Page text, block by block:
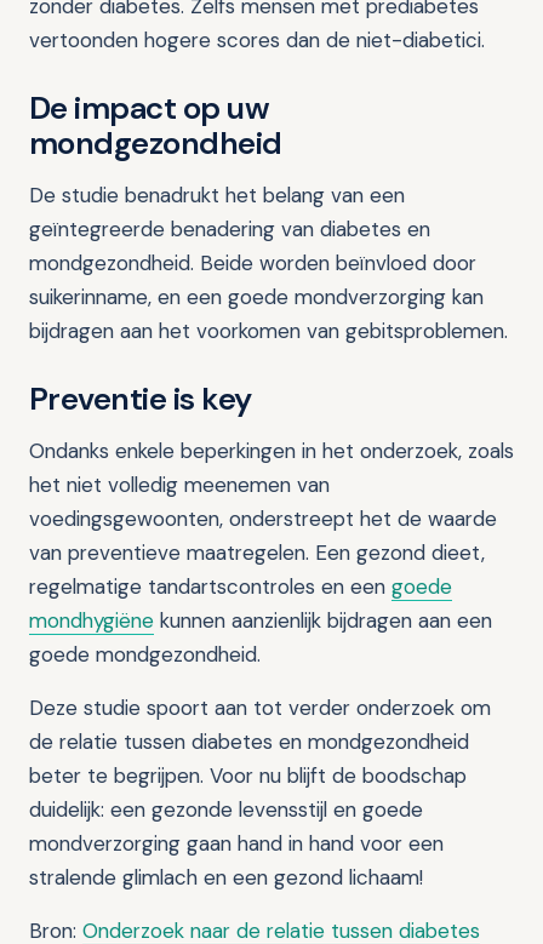
zonder diabetes. Zelfs mensen met prediabetes
vertoonden hogere scores dan de niet-diabetici.
De impact op uw
mondgezondheid
De studie benadrukt het belang van een
geïntegreerde benadering van diabetes en
mondgezondheid. Beide worden beïnvloed door
suikerinname, en een goede mondverzorging kan
bijdragen aan het voorkomen van gebitsproblemen.
Preventie is key
Ondanks enkele beperkingen in het onderzoek, zoals
het niet volledig meenemen van
voedingsgewoonten, onderstreept het de waarde
van preventieve maatregelen. Een gezond dieet,
regelmatige tandartscontroles en een goede
mondhygiëne kunnen aanzienlijk bijdragen aan een
goede mondgezondheid.
Deze studie spoort aan tot verder onderzoek om
de relatie tussen diabetes en mondgezondheid
beter te begrijpen. Voor nu blijft de boodschap
duidelijk: een gezonde levensstijl en goede
mondverzorging gaan hand in hand voor een
stralende glimlach en een gezond lichaam!
Bron: Onderzoek naar de relatie tussen diabetes